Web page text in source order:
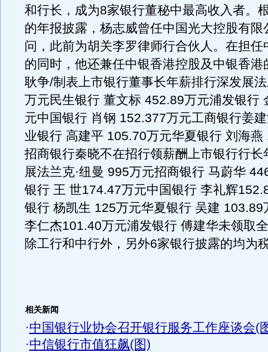
和行长，成为8家银行董秘中最高收入者。
的年报披露，杨志威曾任中国光大控股有限
问，此前为胡关李罗律师行合伙人。在担任
的同时，他还兼任中银香港控股及中银香港
耿争/制表上市银行董事长年薪排行深发展
万元民生银行 董文标 452.89万元浦发银行
元中国银行 肖钢 152.377万元工商银行姜
业银行 高建平 105.70万元华夏银行 刘海燕
招商银行秦晓不在招行领薪酬上市银行行长
展法兰克·纽曼 995万元招商银行 马蔚华
银行 王 世174.47万元中国银行 李礼辉
银行 杨凯生 125万元华夏银行 吴建 103.89
李仁杰101.40万元浦发银行 傅建华未领取
除工行和中行外，另外6家银行披露的均为
相关新闻
·中国银行业协会召开银行服务工作座谈会(
·中信银行市值狂飙(图)